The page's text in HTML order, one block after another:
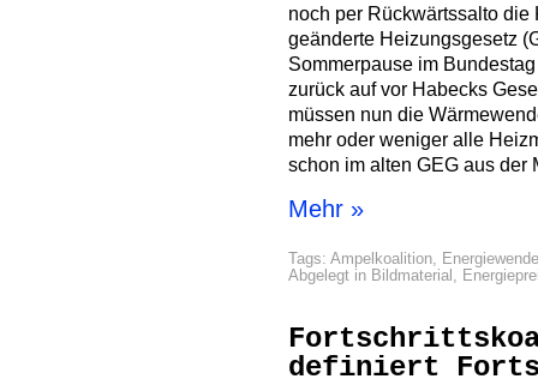
noch per Rückwärtssalto
geänderte Heizungsgesetz
Sommerpause im
zurück auf vor Habecks
müssen nun die
mehr oder weniger alle
schon im alten GEG aus der
Mehr »
Tags: Ampelkoalition, Energiewende
Abgelegt in Bildmaterial ,
definiert